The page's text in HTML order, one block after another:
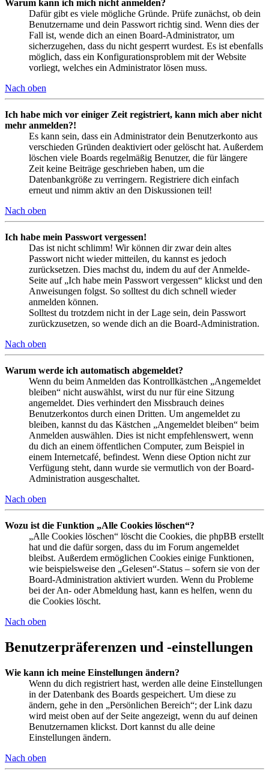
Warum kann ich mich nicht anmelden?
Dafür gibt es viele mögliche Gründe. Prüfe zunächst, ob dein
Benutzername und dein Passwort richtig sind. Wenn dies der
Fall ist, wende dich an einen Board-Administrator, um
sicherzugehen, dass du nicht gesperrt wurdest. Es ist ebenfalls
möglich, dass ein Konfigurationsproblem mit der Website
vorliegt, welches ein Administrator lösen muss.
Nach oben
Ich habe mich vor einiger Zeit registriert, kann mich aber nicht
mehr anmelden?!
Es kann sein, dass ein Administrator dein Benutzerkonto aus
verschieden Gründen deaktiviert oder gelöscht hat. Außerdem
löschen viele Boards regelmäßig Benutzer, die für längere
Zeit keine Beiträge geschrieben haben, um die
Datenbankgröße zu verringern. Registriere dich einfach
erneut und nimm aktiv an den Diskussionen teil!
Nach oben
Ich habe mein Passwort vergessen!
Das ist nicht schlimm! Wir können dir zwar dein altes
Passwort nicht wieder mitteilen, du kannst es jedoch
zurücksetzen. Dies machst du, indem du auf der Anmelde-
Seite auf „Ich habe mein Passwort vergessen“ klickst und den
Anweisungen folgst. So solltest du dich schnell wieder
anmelden können.
Solltest du trotzdem nicht in der Lage sein, dein Passwort
zurückzusetzen, so wende dich an die Board-Administration.
Nach oben
Warum werde ich automatisch abgemeldet?
Wenn du beim Anmelden das Kontrollkästchen „Angemeldet
bleiben“ nicht auswählst, wirst du nur für eine Sitzung
angemeldet. Dies verhindert den Missbrauch deines
Benutzerkontos durch einen Dritten. Um angemeldet zu
bleiben, kannst du das Kästchen „Angemeldet bleiben“ beim
Anmelden auswählen. Dies ist nicht empfehlenswert, wenn
du dich an einem öffentlichen Computer, zum Beispiel in
einem Internetcafé, befindest. Wenn diese Option nicht zur
Verfügung steht, dann wurde sie vermutlich von der Board-
Administration ausgeschaltet.
Nach oben
Wozu ist die Funktion „Alle Cookies löschen“?
„Alle Cookies löschen“ löscht die Cookies, die phpBB erstellt
hat und die dafür sorgen, dass du im Forum angemeldet
bleibst. Außerdem ermöglichen Cookies einige Funktionen,
wie beispielsweise den „Gelesen“-Status – sofern sie von der
Board-Administration aktiviert wurden. Wenn du Probleme
bei der An- oder Abmeldung hast, kann es helfen, wenn du
die Cookies löscht.
Nach oben
Benutzerpräferenzen und -einstellungen
Wie kann ich meine Einstellungen ändern?
Wenn du dich registriert hast, werden alle deine Einstellungen
in der Datenbank des Boards gespeichert. Um diese zu
ändern, gehe in den „Persönlichen Bereich“; der Link dazu
wird meist oben auf der Seite angezeigt, wenn du auf deinen
Benutzernamen klickst. Dort kannst du alle deine
Einstellungen ändern.
Nach oben